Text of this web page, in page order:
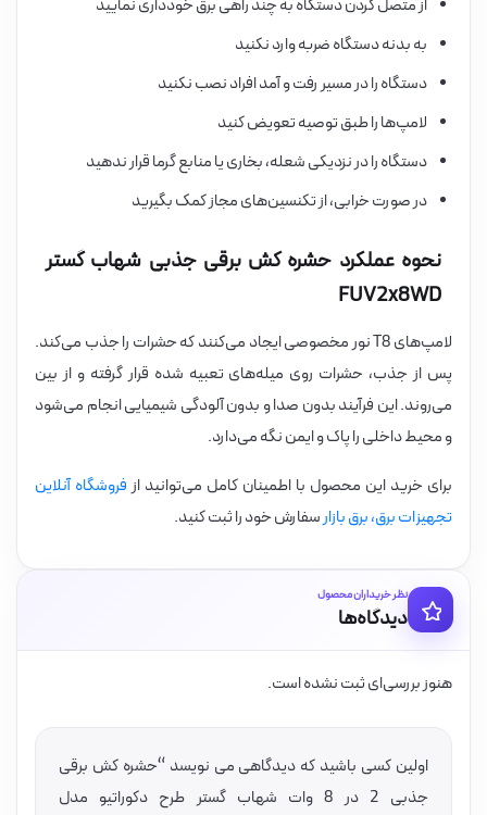
از متصل کردن دستگاه به چند راهی برق خودداری نمایید
به بدنه دستگاه ضربه وارد نکنید
دستگاه را در مسیر رفت و آمد افراد نصب نکنید
لامپ‌ها را طبق توصیه تعویض کنید
دستگاه را در نزدیکی شعله، بخاری یا منابع گرما قرار ندهید
در صورت خرابی، از تکنسین‌های مجاز کمک بگیرید
نحوه عملکرد حشره کش برقی جذبی شهاب گستر
FUV2x8WD
لامپ‌های T8 نور مخصوصی ایجاد می‌کنند که حشرات را جذب می‌کند.
پس از جذب، حشرات روی میله‌های تعبیه شده قرار گرفته و از بین
می‌روند. این فرآیند بدون صدا و بدون آلودگی شیمیایی انجام می‌شود
و محیط داخلی را پاک و ایمن نگه می‌دارد.
برای خرید این محصول با اطمینان کامل می‌توانید ازفروشگاه آنلاین
تجهیزات برق، برق بازارسفارش خود را ثبت کنید.
نظر خریداران محصول
دیدگاه‌ها
هنوز بررسی‌ای ثبت نشده است.
اولین کسی باشید که دیدگاهی می نویسد “حشره کش برقی
جذبی 2 در 8 وات شهاب گستر طرح دکوراتیو مدل